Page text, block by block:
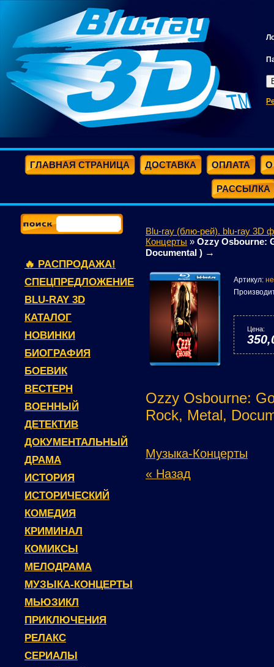
ГЛАВНАЯ СТРАНИЦА ДОСТАВКА ОПЛАТА О
РАССЫЛКА
🔥 РАСПРОДАЖА!
СПЕЦПРЕДЛОЖЕНИЕ
BLU-RAY 3D
КАТАЛОГ
НОВИНКИ
БИОГРАФИЯ
БОЕВИК
ВЕСТЕРН
ВОЕННЫЙ
ДЕТЕКТИВ
ДОКУМЕНТАЛЬНЫЙ
ДРАМА
ИСТОРИЯ
ИСТОРИЧЕСКИЙ
КОМЕДИЯ
КРИМИНАЛ
КОМИКСЫ
МЕЛОДРАМА
МУЗЫКА-КОНЦЕРТЫ
МЬЮЗИКЛ
ПРИКЛЮЧЕНИЯ
РЕЛАКС
СЕРИАЛЫ
Blu-ray (блю-рей). blu-ray 3D
Концерты » Ozzy Osbourne:
Documental ) →
Артикул:
Цена:
Ozzy Osbourne:
Rock, Metal,
Музыка-Концерты
« Назад